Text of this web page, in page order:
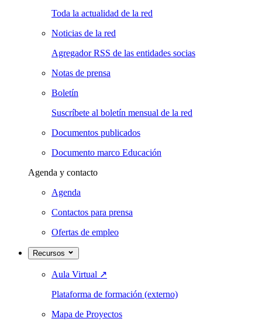
Toda la actualidad de la red
Noticias de la red
Agregador RSS de las entidades socias
Notas de prensa
Boletín
Suscríbete al boletín mensual de la red
Documentos publicados
Documento marco Educación
Agenda y contacto
Agenda
Contactos para prensa
Ofertas de empleo
Recursos
Aula Virtual ↗
Plataforma de formación (externo)
Mapa de Proyectos